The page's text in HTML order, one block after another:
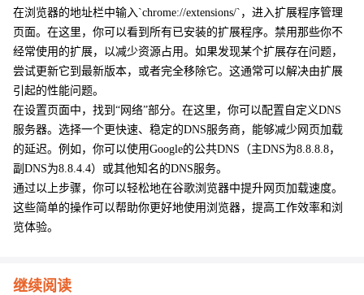
在浏览器的地址栏中输入`chrome://extensions/`，进入扩展程序管理
页面。在这里，你可以看到所有已安装的扩展程序。禁用那些你不
经常使用的扩展，以减少资源占用。如果发现某个扩展存在问题，
尝试更新它到最新版本，或者完全移除它。这通常可以解决由扩展
引起的性能问题。
在设置页面中，找到“网络”部分。在这里，你可以配置自定义DNS
服务器。选择一个更快速、稳定的DNS服务商，能够减少网页加载
的延迟。例如，你可以使用Google的公共DNS（主DNS为8.8.8.8，
副DNS为8.8.4.4）或其他知名的DNS服务。
通过以上步骤，你可以轻松地在谷歌浏览器中提升网页加载速度。
这些简单的操作可以帮助你更好地使用浏览器，提高工作效率和浏
览体验。
继续阅读